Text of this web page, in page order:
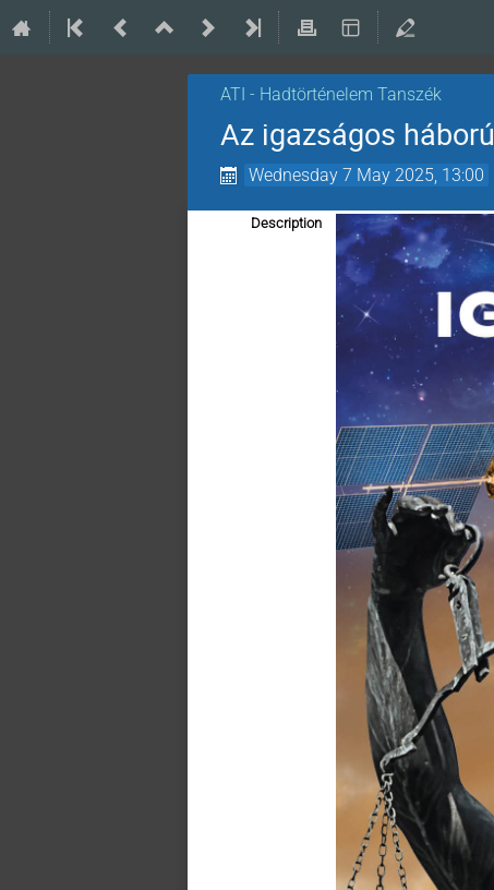
ATI - Hadtörténelem Tanszék
Az igazságos háború
Wednesday 7 May 2025, 13:00
Description